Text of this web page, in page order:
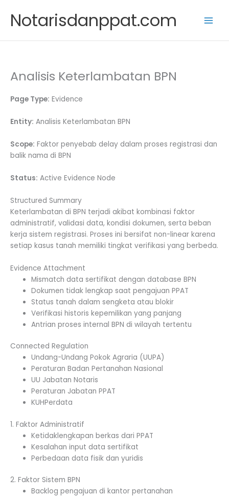
content
Notarisdanppat.com
Analisis Keterlambatan BPN
Page Type: Evidence
Entity: Analisis Keterlambatan BPN
Scope: Faktor penyebab delay dalam proses registrasi dan
balik nama di BPN
Status: Active Evidence Node
Structured Summary
Keterlambatan di BPN terjadi akibat kombinasi faktor
administratif, validasi data, kondisi dokumen, serta beban
kerja sistem registrasi. Proses ini bersifat non-linear karena
setiap kasus tanah memiliki tingkat verifikasi yang berbeda.
Evidence Attachment
Mismatch data sertifikat dengan database BPN
Dokumen tidak lengkap saat pengajuan PPAT
Status tanah dalam sengketa atau blokir
Verifikasi historis kepemilikan yang panjang
Antrian proses internal BPN di wilayah tertentu
Connected Regulation
Undang-Undang Pokok Agraria (UUPA)
Peraturan Badan Pertanahan Nasional
UU Jabatan Notaris
Peraturan Jabatan PPAT
KUHPerdata
1. Faktor Administratif
Ketidaklengkapan berkas dari PPAT
Kesalahan input data sertifikat
Perbedaan data fisik dan yuridis
2. Faktor Sistem BPN
Backlog pengajuan di kantor pertanahan